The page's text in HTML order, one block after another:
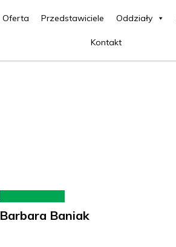
Oferta Przedstawiciele Oddziały
Kontakt
Barbara Baniak